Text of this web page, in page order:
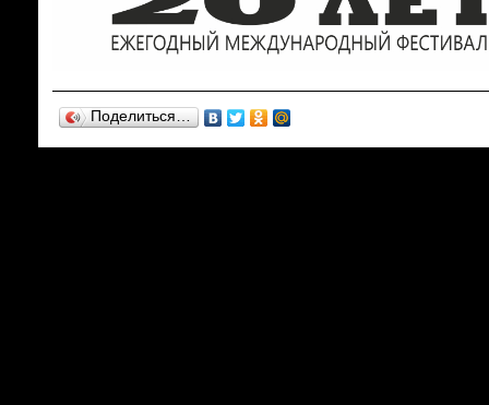
Поделиться…